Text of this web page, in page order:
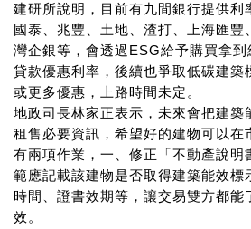
建研所說明，目前有九間銀行提供利
國泰、兆豐、土地、渣打、上海匯豐
灣企銀等，會透過ESG給予購買拿
貸款優惠利率，後續也爭取低碳建築
或更多優惠，上路時間未定。
地政司長林家正表示，未來會把建築
租售必要資訊，希望好的建物可以在
有兩項作業，一、修正「不動產說明
範應記載該建物是否取得建築能效標
時間、證書效期等，讓交易雙方都能
效。